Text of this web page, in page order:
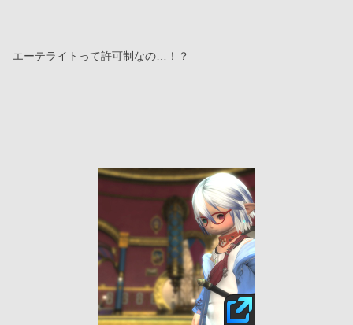
エーテライトって許可制なの…！？